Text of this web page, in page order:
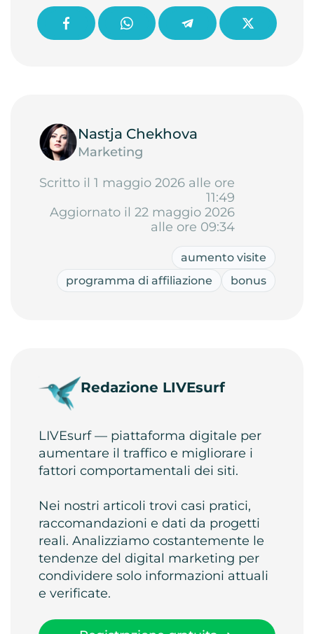
Nastja Chekhova
Marketing
Scritto il 1 maggio 2026 alle ore
11:49
Aggiornato il 22 maggio 2026
alle ore 09:34
aumento visite
programma di affiliazione
bonus
Redazione LIVEsurf
LIVEsurf — piattaforma digitale per
aumentare il traffico e migliorare i
fattori comportamentali dei siti.
Nei nostri articoli trovi casi pratici,
raccomandazioni e dati da progetti
reali. Analizziamo costantemente le
tendenze del digital marketing per
condividere solo informazioni attuali
e verificate.